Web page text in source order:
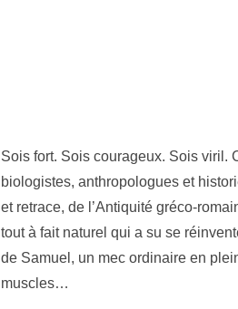
Sois fort. Sois courageux. Sois viril.
biologistes, anthropologues et
et retrace, de l’Antiquité gréco-
tout à fait naturel qui a su se
de Samuel, un mec ordinaire en
muscles…